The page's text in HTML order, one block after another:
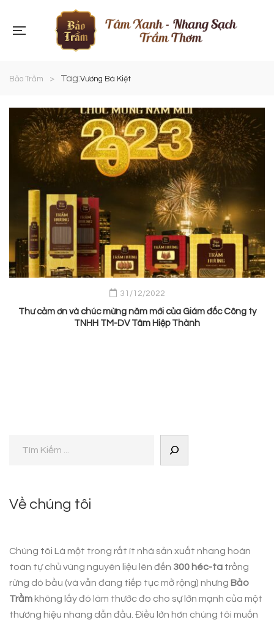
Bảo Trầm > Tag:Vương Bá Kiệt
31/12/2022
Thư cảm ơn và chúc mừng năm mới của Giám đốc Công ty
TNHH TM-DV Tâm Hiệp Thành
Về chúng tôi
Chúng tôi Là một trong rất ít nhà sản xuất nhang hoàn
toàn tự chủ vùng nguyên liệu lên đến 300 héc-ta trồng
rừng dó bầu (và vẫn đang tiếp tục mở rộng) nhưng Bảo
Trầm không lấy đó làm thước đo cho sự lớn mạnh của một
thương hiệu nhang dẫn đầu. Điều lớn hơn chúng tôi muốn